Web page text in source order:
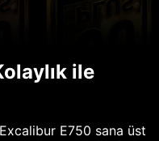
ile
E750 sana üst